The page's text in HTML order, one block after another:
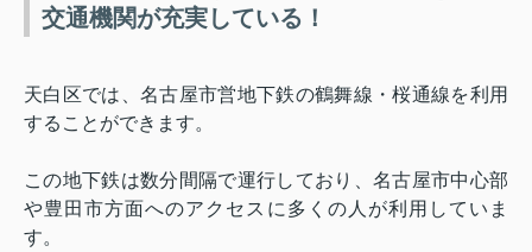
交通機関が充実している！
天白区では、名古屋市営地下鉄の鶴舞線・桜通線を利用
することができます。
この地下鉄は数分間隔で運行しており、名古屋市中心部
や豊田市方面へのアクセスに多くの人が利用していま
す。